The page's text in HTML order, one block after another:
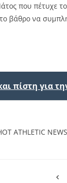
που πέτυχε
βάθρο να
πίστη για
ATHLETIC NEWS